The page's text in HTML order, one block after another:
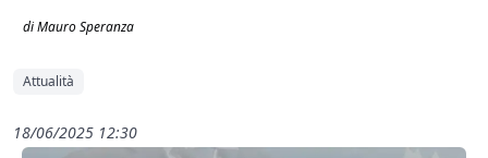
di Mauro Speranza
Attualità
18/06/2025 12:30